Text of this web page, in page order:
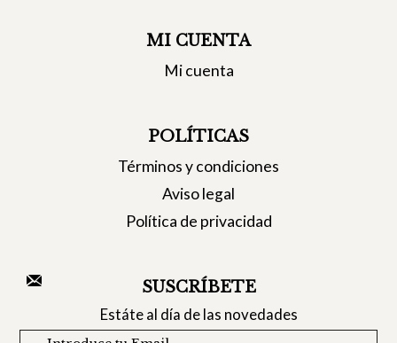
MI CUENTA
Mi cuenta
POLÍTICAS
Términos y condiciones
Aviso legal
Política de privacidad
SUSCRÍBETE
Estáte al día de las novedades